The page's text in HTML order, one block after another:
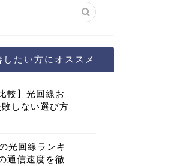
たい方にオススメ
較】光回線お
しない選び方
光回線ランキ
通信速度を徹